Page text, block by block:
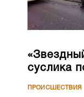
суслика
ПРОИСШЕСТВИЯ